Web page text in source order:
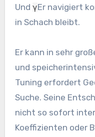
Und γEr navigiert
in Schach bleibt.
Er kann in sehr
und
Tuning erfordert
Suche. Seine
nicht so sofort
Koeffizienten oder